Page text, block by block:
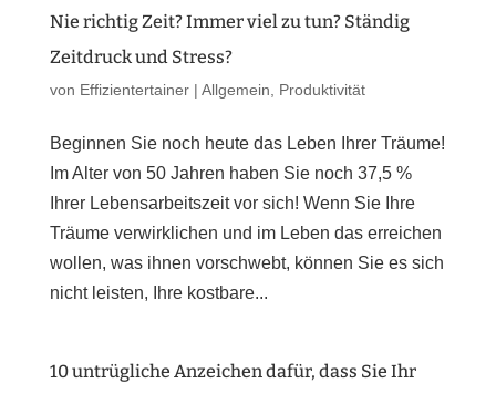
Nie richtig Zeit? Immer viel zu tun? Ständig
Zeitdruck und Stress?
von Effizientertainer| Allgemein Produktivität
Beginnen Sie noch heute das Leben Ihrer Träume!
Im Alter von 50 Jahren haben Sie noch 37,5 %
Ihrer Lebensarbeitszeit vor sich! Wenn Sie Ihre
Träume verwirklichen und im Leben das erreichen
wollen, was ihnen vorschwebt, können Sie es sich
nicht leisten, Ihre kostbare...
10 untrügliche Anzeichen dafür, dass Sie Ihr